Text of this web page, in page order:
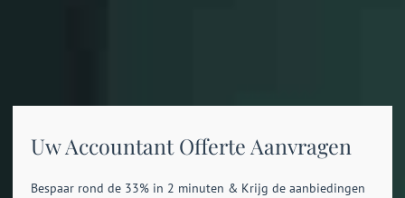
Uw Accountant Offerte Aanvragen
Bespaar rond de 33% in 2 minuten & Krijg de aanbiedingen